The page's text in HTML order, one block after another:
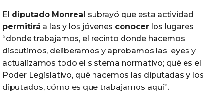
El diputado Monreal subrayó que esta actividad
permitirá a las y los jóvenes conocer los lugares
“donde trabajamos, el recinto donde hacemos,
discutimos, deliberamos y aprobamos las leyes y
actualizamos todo el sistema normativo; qué es el
Poder Legislativo, qué hacemos las diputadas y los
diputados, cómo es que trabajamos aquí”.